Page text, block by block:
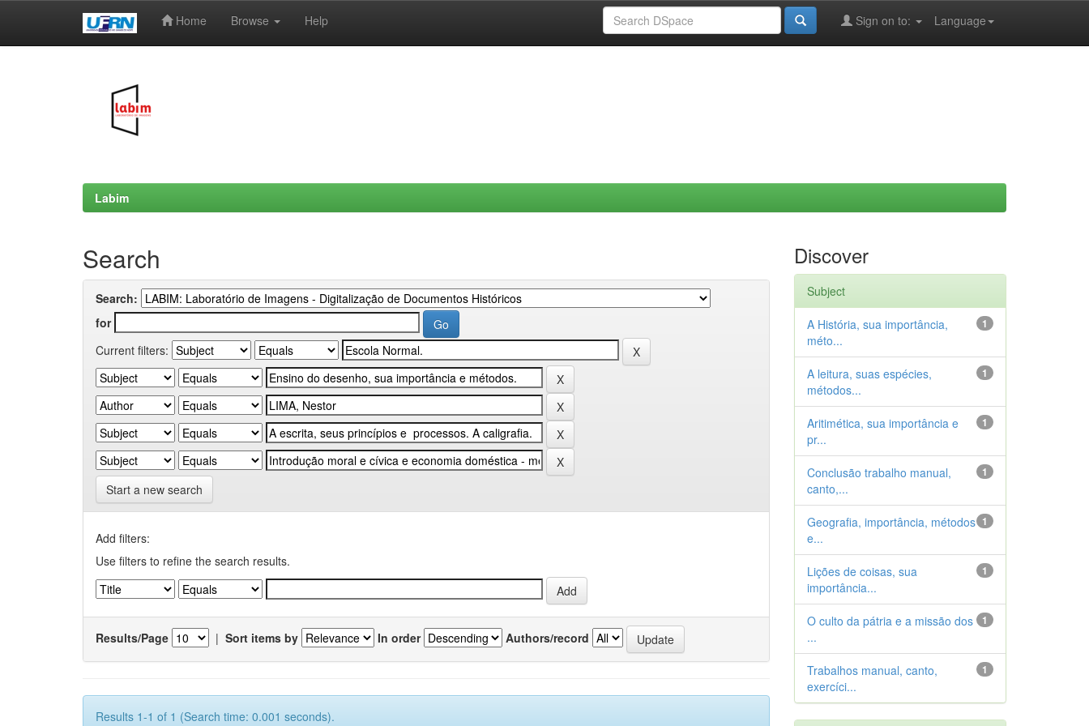
Home Browse Help Language
Sign on to:
Labim
Search
Search:
for
Current filters:
Start a new search
Add filters:
Use filters to refine the search results.
Results/Page | Sort items by In order Authors/record
Results 1-1 of 1 (Search time: 0.001 seconds).
Discover
Subject
1
A História, sua importância,
méto...
1
A leitura, suas espécies,
métodos...
1
Aritimética, sua importância e
pr...
1
Conclusão trabalho manual,
canto,...
1
Geografia, importância, métodos
e...
1
Lições de coisas, sua
importância...
1
O culto da pátria e a missão dos
...
1
Trabalhos manual, canto,
exercíci...